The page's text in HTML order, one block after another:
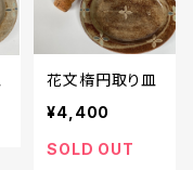
花文楕円取り皿
¥4,400
SOLD OUT